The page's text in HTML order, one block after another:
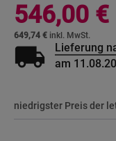
649,74 €
546,00 €
local_shipping Lieferung
am
niedrigster Preis der